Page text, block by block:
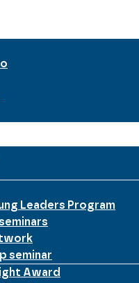
Leaders Program
seminar
Award